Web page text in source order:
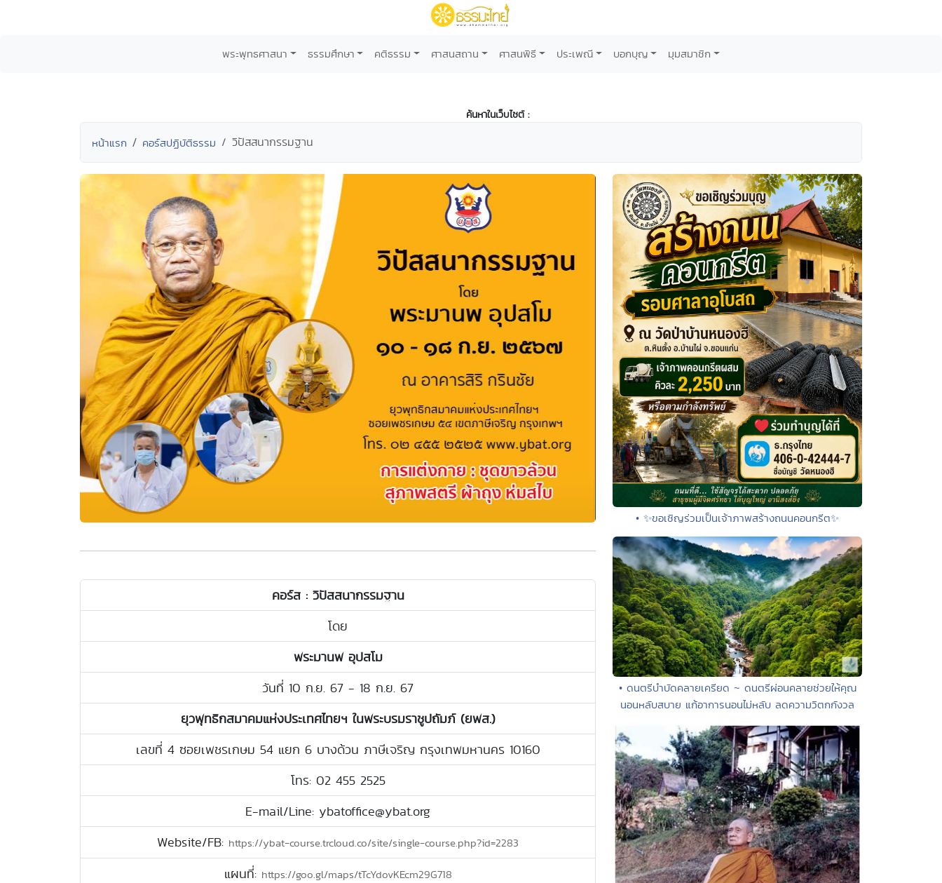
พระพุทธศาสนา ธรรมศึกษา คติธรรม ศาสนสถาน ศาสนพิธี ประเพณี บอกบุญ มุมสมาชิก
ค้นหาในเว็บไซต์ :
หน้าแรก คอร์สปฏิบัติธรรม วิปัสสนากรรมฐาน
คอร์ส : วิปัสสนากรรมฐาน
โดย
พระมานพ อุปสโม
วันที่ 10 ก.ย. 67 - 18 ก.ย. 67
ยุวพุทธิกสมาคมแห่งประเทศไทยฯ ในพระบรมราชูปถัมภ์ (ยพส.)
เลขที่ 4 ซอยเพชรเกษม 54 แยก 6 บางด้วน ภาษีเจริญ กรุงเทพมหานคร 10160
โทร: 02 455 2525
E-mail/Line: ybatoffice@ybat.org
Website/FB: https://ybat-course.trcloud.co/site/single-course.php?id=2283
แผนที่: https://goo.gl/maps/tTcYdovKEcm29G718
• ✨ขอเชิญร่วมเป็นเจ้าภาพสร้างถนนคอนกรีต✨
• ดนตรีบำบัดคลายเครียด ~ ดนตรีผ่อนคลายช่วยให้คุณ
นอนหลับสบาย แก้อาการนอนไม่หลับ ลดความวิตกกังวล